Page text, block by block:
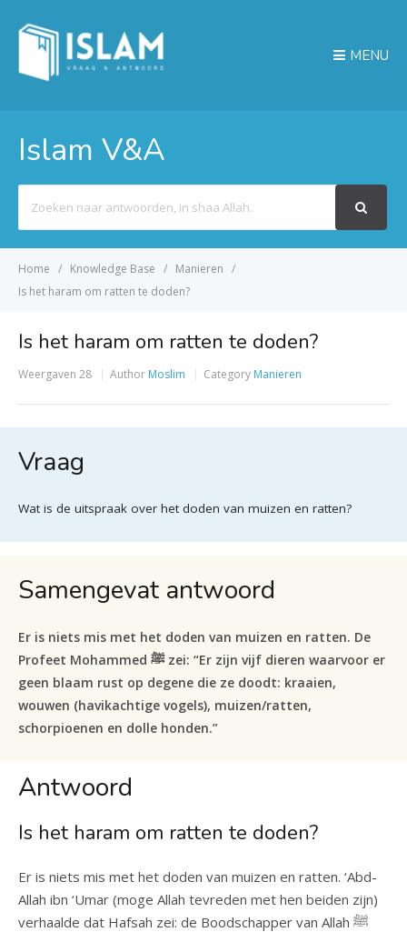
MENU
Islam V&A
For
Home Knowledge Base
Manieren
Is het haram om ratten te doden?
Is het haram om ratten te doden?
Weergaven 28 Author Moslim Category Manieren
Vraag
Wat is de uitspraak over het doden van muizen en ratten?
Samengevat antwoord
Er is niets mis met het doden van muizen en ratten. De
Profeet Mohammed ﷺ zei: “Er zijn vijf dieren waarvoor er
geen blaam rust op degene die ze doodt: kraaien,
wouwen (havikachtige vogels), muizen/ratten,
schorpioenen en dolle honden.”
Antwoord
Is het haram om ratten te doden?
Er is niets mis met het doden van muizen en ratten. ‘Abd-
Allah ibn ‘Umar (moge Allah tevreden met hen beiden zijn)
verhaalde dat Hafsah zei: de Boodschapper van Allah ﷺ